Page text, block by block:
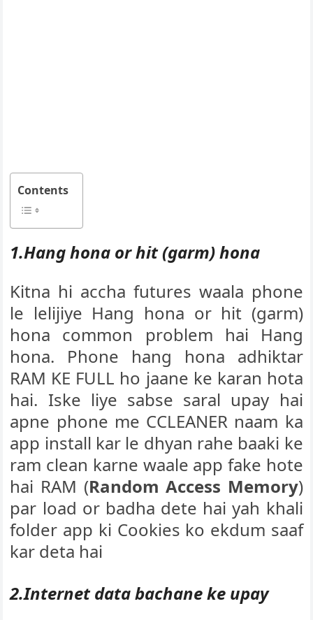
Contents
1.Hang hona or hit (garm) hona
Kitna hi accha futures waala phone
le lelijiye Hang hona or hit (garm)
hona common problem hai Hang
hona. Phone hang hona adhiktar
RAM KE FULL ho jaane ke karan hota
hai. Iske liye sabse saral upay hai
apne phone me CCLEANER naam ka
app install kar le dhyan rahe baaki ke
ram clean karne waale app fake hote
hai RAM (Random Access Memory)
par load or badha dete hai yah khali
folder app ki Cookies ko ekdum saaf
kar deta hai
2.Internet data bachane ke upay